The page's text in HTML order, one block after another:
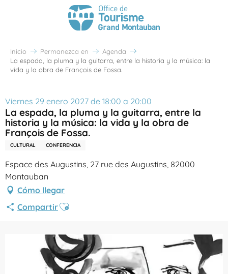
Inicio Permanezca en
Agenda
La espada, la pluma y la guitarra, entre la historia y la música: la
vida y la obra de François de Fossa.
Viernes 29 enero 2027 de 18:00 a 20:00
La espada, la pluma y la guitarra, entre la
historia y la música: la vida y la obra de
François de Fossa.
CULTURAL CONFERENCIA
Espace des Augustins, 27 rue des Augustins, 82000
Montauban
Cómo llegar
CompartirAjouter aux favoris